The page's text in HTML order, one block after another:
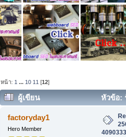
หน้า: 1 ... 10 11 [12]
ผู้เขียน
หัวข้อ:
รับซื้อบิ๊กไบค์จ่ายสดทันที (อ่าน
factoryday1
Hero Member